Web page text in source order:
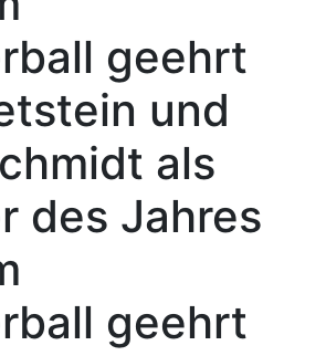
und
als
des Jahres
geehrt